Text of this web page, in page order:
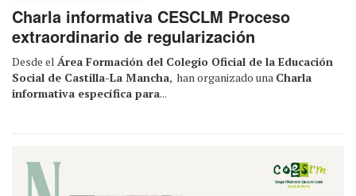
Charla informativa CESCLM Proceso
extraordinario de regularización
Desde el Área Formación del Colegio Oficial de la Educación
Social de Castilla-La Mancha, han organizado una Charla
informativa específica para...